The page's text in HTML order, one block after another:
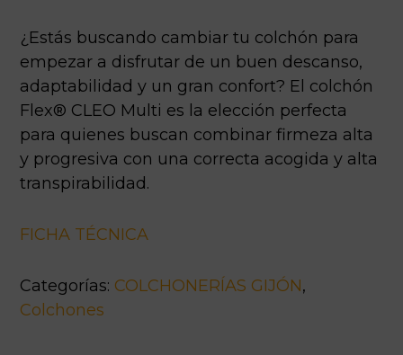
¿Estás buscando cambiar tu colchón para
empezar a disfrutar de un buen descanso,
adaptabilidad y un gran confort? El colchón
Flex® CLEO Multi es la elección perfecta
para quienes buscan combinar firmeza alta
y progresiva con una correcta acogida y alta
transpirabilidad.
FICHA TÉCNICA
Categorías: COLCHONERÍAS GIJÓN,
Colchones